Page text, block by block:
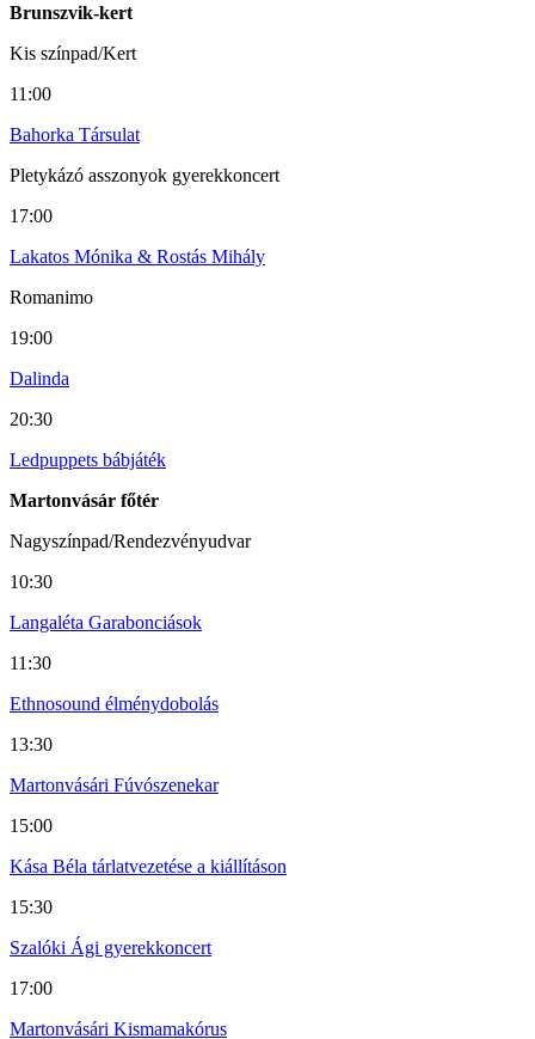
Brunszvik-kert
Kis színpad/Kert
11:00
Bahorka Társulat
Pletykázó asszonyok gyerekkoncert
17:00
Lakatos Mónika & Rostás Mihály
Romanimo
19:00
Dalinda
20:30
Ledpuppets bábjáték
Martonvásár főtér
Nagyszínpad/Rendezvényudvar
10:30
Langaléta Garabonciások
11:30
Ethnosound élménydobolás
13:30
Martonvásári Fúvószenekar
15:00
Kása Béla tárlatvezetése a kiállításon
15:30
Szalóki Ági gyerekkoncert
17:00
Martonvásári Kismamakórus